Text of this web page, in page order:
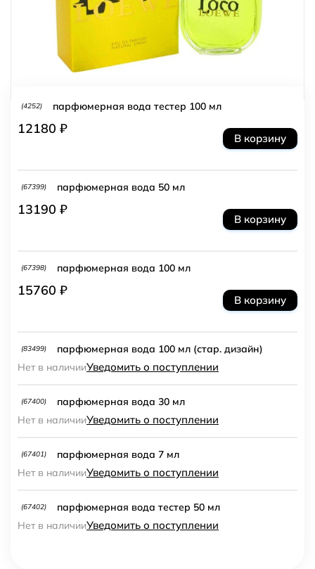
(4252) парфюмерная вода тестер 100 мл
12180 ₽
В корзину
(67399) парфюмерная вода 50 мл
13190 ₽
В корзину
(67398) парфюмерная вода 100 мл
15760 ₽
В корзину
(83499)
парфюмерная вода 100 мл (стар. дизайн)
Нет в наличииУведомить о поступлении
(67400)
парфюмерная вода 30 мл
Нет в наличииУведомить о поступлении
(67401)
парфюмерная вода 7 мл
Нет в наличииУведомить о поступлении
(67402)
парфюмерная вода тестер 50 мл
Нет в наличииУведомить о поступлении